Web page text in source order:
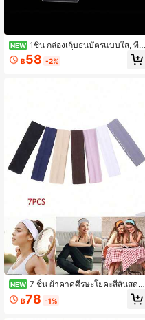
NEW 1ชิ้น กล่องเก็บธนบัตรแบบใส, ที่ป้
องกันบิลแบบใส, ที่จัดระเบียบซองธนบัต
ร, ดีไซน์ทันสมัยมองเห็นได้, สไตล์มินิมอ
฿58 -2%
NEW 7 ชิ้น ผ้าคาดศีรษะโยคะสีสันสดใส
สำหรับผู้หญิงและผู้ชาย - ผ้าคาดผมกีฬ
าซับเหงื่อสำหรับการวิ่ง บาสเกตบอล แ
฿78 -1%